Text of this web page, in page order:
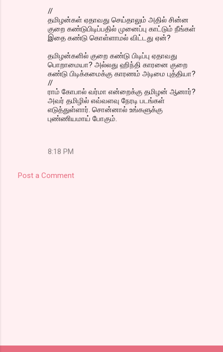
//
தமிழன்கள் ஏதாவது செய்தாலும் அதில் சின்ன
குறை கண்டுபிடிப்பதில் முனைப்பு காட்டும் நீங்கள்
இதை கண்டு கொள்ளாமல் விட்டது ஏன்?
தமிழன்களில் குறை கண்டு பிடிப்பு ஏதாவது
பொறாமையா? அல்லது ஹிந்தி காரனை குறை
கண்டு பிடிக்கமைக்கு காரணம் அடிமை புத்தியா?
//
ராம் கோபால் வர்மா என்றைக்கு தமிழன் ஆனார்?
அவர் தமிழில் எவ்வளவு நேரடி படங்கள்
எடுத்துள்ளார். சொன்னால் உங்களுக்கு
புண்ணியமாய் போகும்.
8:18 PM
Post a Comment